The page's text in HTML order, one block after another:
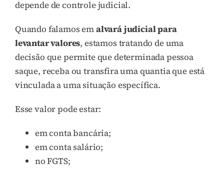
depende de controle judicial.
Quando falamos emalvará judicial para
levantar valores, estamos tratando de uma
decisão que permite que determinada pessoa
saque, receba ou transfira uma quantia que está
vinculada a uma situação específica.
Esse valor pode estar:
em conta bancária;
em conta salário;
no FGTS;